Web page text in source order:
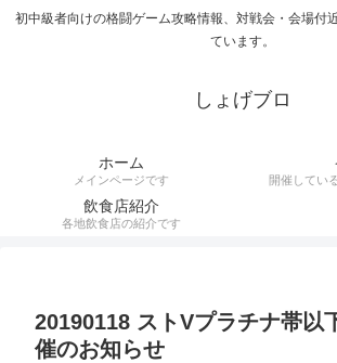
初中級者向けの格闘ゲーム攻略情報、対戦会・会場付
ています。
しょげブロ
ホーム
メインページです 開催してい
飲食店紹介
各地飲食店の紹介です
20190118 ストVプラチナ帯以
催のお知らせ